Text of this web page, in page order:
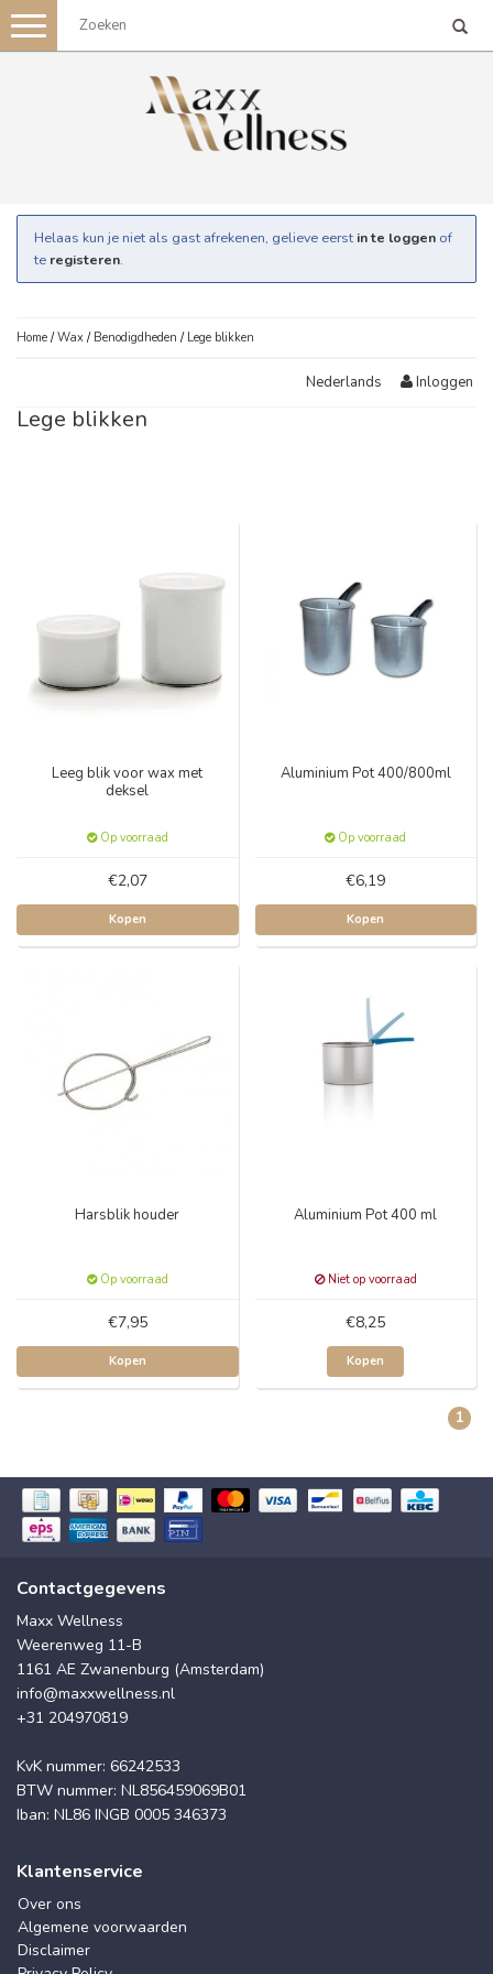
Toggle
navigation
Helaas kun je niet als gast afrekenen, gelieve eerst in te loggen of
te registeren.
Home /Wax / Benodigdheden / Lege blikken
Nederlands Inloggen
Lege blikken
Leeg blik voor wax met
deksel
Op voorraad
€2,07
Kopen
Aluminium Pot 400/800ml
Op voorraad
€6,19
Kopen
Harsblik houder
Op voorraad
€7,95
Kopen
Aluminium Pot 400 ml
Niet op voorraad
€8,25
Kopen
1
Contactgegevens
Maxx Wellness
Weerenweg 11-B
1161 AE Zwanenburg (Amsterdam)
info@maxxwellness.nl
+31 204970819
KvK nummer: 66242533
BTW nummer: NL856459069B01
Iban: NL86 INGB 0005 346373
Klantenservice
Over ons
Algemene voorwaarden
Disclaimer